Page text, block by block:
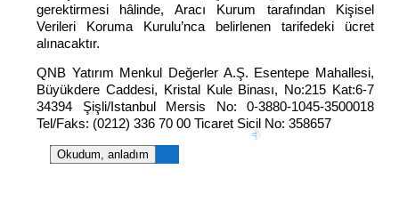
gerektirmesi hâlinde, Aracı Kurum tarafından Kişisel
Verileri Koruma Kurulu’nca belirlenen tarifedeki ücret
alınacaktır.
QNB Yatırım Menkul Değerler A.Ş. Esentepe Mahallesi,
Büyükdere Caddesi, Kristal Kule Binası, No:215 Kat:6-7
34394 Şişli/Istanbul Mersis No: 0-3880-1045-3500018
Tel/Faks: (0212) 336 70 00 Ticaret Sicil No: 358657